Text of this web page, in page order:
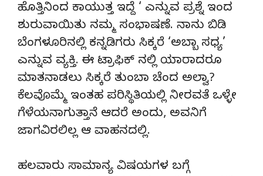
ಹೊತ್ತಿನಿಂದ ಕಾಯುತ್ತ ಇದ್ದೆ ‘ ಎನ್ನುವ ಪ್ರಶ್ನೆ ಇಂದ
ಶುರುವಾಯಿತು ನಮ್ಮ ಸಂಭಾಷಣೆ. ನಾನು ಬಿಡಿ
ಬೆಂಗಳೂರಿನಲ್ಲಿ ಕನ್ನಡಿಗರು ಸಿಕ್ಕರೆ ‘ಅಬ್ಬಾ ಸಧ್ಯ’
ಎನ್ನುವ ವ್ಯಕ್ತಿ. ಈ ಟ್ರಾಫಿಕ್ ನಲ್ಲಿ ಯಾರಾದರೂ
ಮಾತನಾಡಲು ಸಿಕ್ಕರೆ ತುಂಬಾ ಚೆಂದ ಅಲ್ವಾ?
ಕೆಲವೊಮ್ಮೆ ಇಂತಹ ಪರಿಸ್ಥಿತಿಯಲ್ಲಿ ನೀರವತೆ ಒಳ್ಳೇ
ಗೆಳೆಯನಾಗುತ್ತಾನೆ ಆದರೆ ಅಂದು, ಅವನಿಗೆ
ಜಾಗವಿರಲಿಲ್ಲ ಆ ವಾಹನದಲ್ಲಿ.
ಹಲವಾರು ಸಾಮಾನ್ಯ ವಿಷಯಗಳ ಬಗ್ಗೆ